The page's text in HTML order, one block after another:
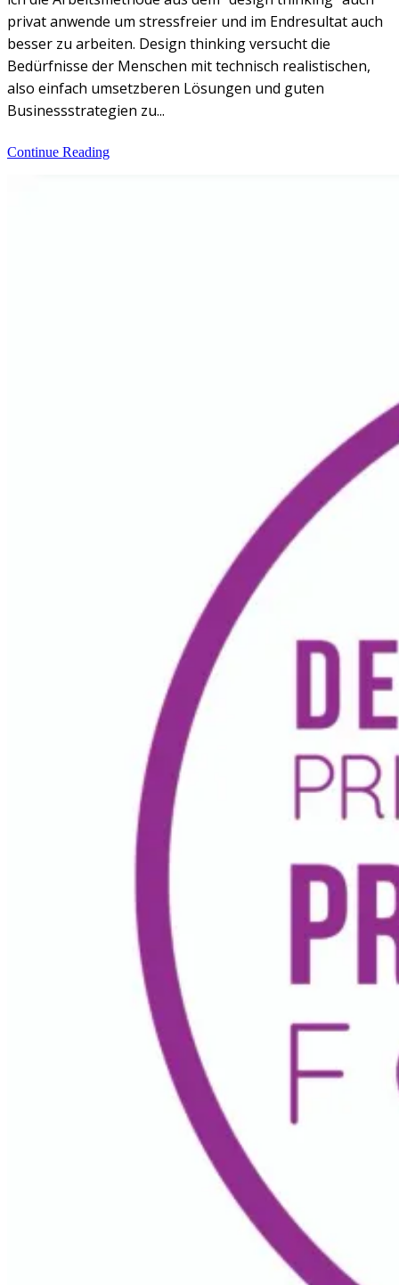
privat anwende um stressfreier und im Endresultat auch
besser zu arbeiten. Design thinking versucht die
Bedürfnisse der Menschen mit technisch realistischen,
also einfach umsetzberen Lösungen und guten
Businessstrategien zu...
Continue Reading